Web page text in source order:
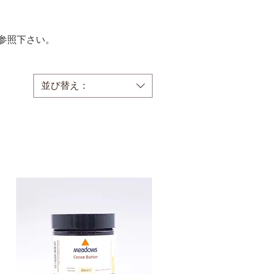
照下さい。
並び替え：